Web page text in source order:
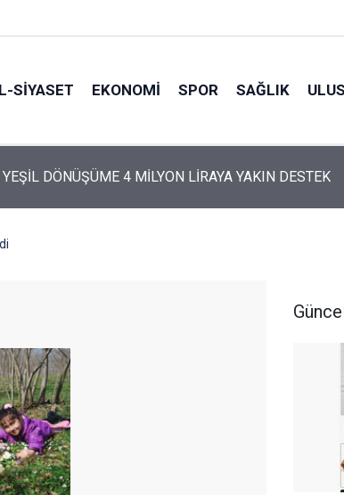
SIYASET EKONOMI SPOR SAĞLIK
69 KİŞİLİK KURUCU KADROSU AÇIKLANDI